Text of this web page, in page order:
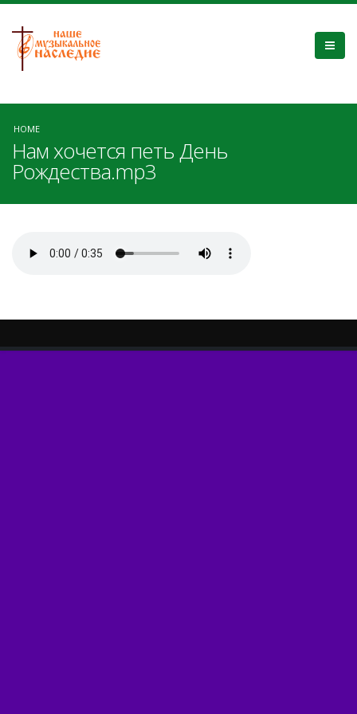
HOME
Нам хочется петь День
Рождества.mp3